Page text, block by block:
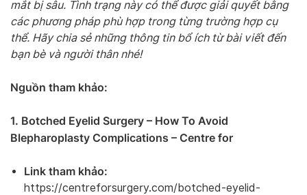
mắt bị sâu. Tình trạng này có thể được giải quyết bằng
các phương pháp phù hợp trong từng trường hợp cụ
thể. Hãy chia sẻ những thông tin bổ ích từ bài viết đến
bạn bè và người thân nhé!
Nguồn tham khảo:
1. Botched Eyelid Surgery – How To Avoid
Blepharoplasty Complications – Centre for
Link tham khảo:
https://centreforsurgery.com/botched-eyelid-